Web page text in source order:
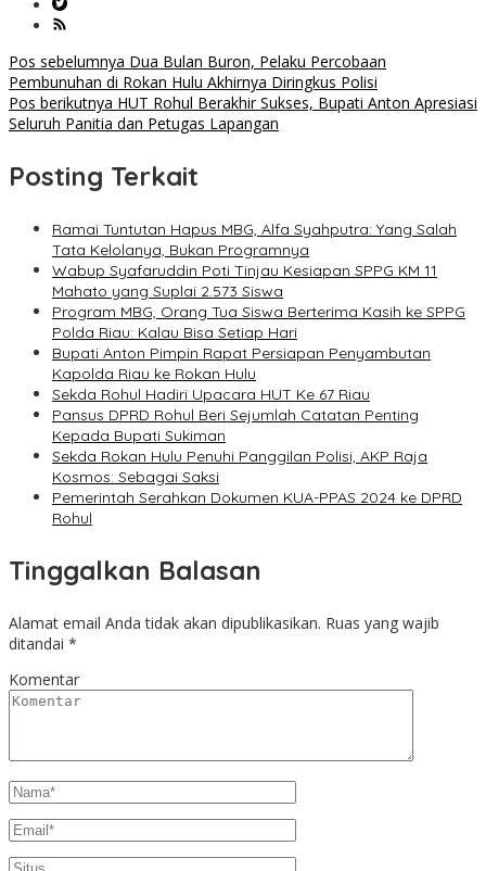
Navigasi
pos
Pos sebelumnya Dua Bulan Buron, Pelaku Percobaan
Pembunuhan di Rokan Hulu Akhirnya Diringkus Polisi
Pos berikutnya HUT Rohul Berakhir Sukses, Bupati Anton Apresiasi
Seluruh Panitia dan Petugas Lapangan
Posting Terkait
Ramai Tuntutan Hapus MBG, Alfa Syahputra: Yang Salah
Tata Kelolanya, Bukan Programnya
Wabup Syafaruddin Poti Tinjau Kesiapan SPPG KM 11
Mahato yang Suplai 2.573 Siswa
Program MBG, Orang Tua Siswa Berterima Kasih ke SPPG
Polda Riau: Kalau Bisa Setiap Hari
Bupati Anton Pimpin Rapat Persiapan Penyambutan
Kapolda Riau ke Rokan Hulu
Sekda Rohul Hadiri Upacara HUT Ke 67 Riau
Pansus DPRD Rohul Beri Sejumlah Catatan Penting
Kepada Bupati Sukiman
Sekda Rokan Hulu Penuhi Panggilan Polisi, AKP Raja
Kosmos: Sebagai Saksi
Pemerintah Serahkan Dokumen KUA-PPAS 2024 ke DPRD
Rohul
Tinggalkan Balasan
Alamat email Anda tidak akan dipublikasikan. Ruas yang wajib
ditandai *
Komentar